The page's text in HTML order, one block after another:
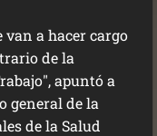
van a hacer cargo
de la
apuntó a
general de la
de la Salud